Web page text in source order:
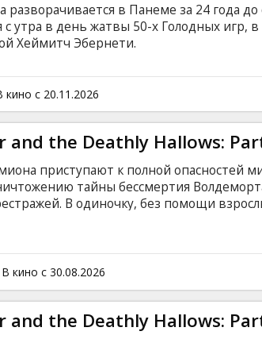
в Панеме за 24 года до
с утра в день жатвы 50-х Голодных игр,
Хеймитч Эбернети.
кино с 20.11.2026
and the Deathly Hallows:
приступают к полной опасностей
тайны бессмертия
В одиночку, без помощи
разрушить их союз навсегда.
неожиданном свете.
В кино с 30.08.2026
and the Deathly Hallows: